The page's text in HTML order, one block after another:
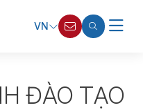
VN
ĐÀO TẠO